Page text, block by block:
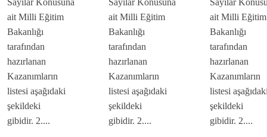
Sayılar Konusuna
ait Milli Eğitim
Bakanlığı
tarafından
hazırlanan
Kazanımların
listesi aşağıdaki
şekildeki
gibidir. 2....
Sayılar Konusuna
ait Milli Eğitim
Bakanlığı
tarafından
hazırlanan
Kazanımların
listesi aşağıdaki
şekildeki
gibidir. 2....
Sayılar
ait Milli Eğitim
Bakanlığı
tarafından
hazırlanan
Kazanımların
listesi
şekildeki
gibidir. 2....